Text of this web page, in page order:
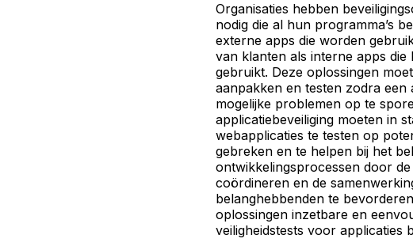
Organisaties hebben
nodig die al hun programma’s
externe apps die worden
van klanten als interne apps
gebruikt. Deze oplossingen
aanpakken en testen zodra een
mogelijke problemen op te
applicatiebeveiliging moeten in
webapplicaties te testen op
gebreken en te helpen bij het
ontwikkelingsprocessen door
coördineren en de
belanghebbenden te
oplossingen inzetbare en
veiligheidstests voor applicaties